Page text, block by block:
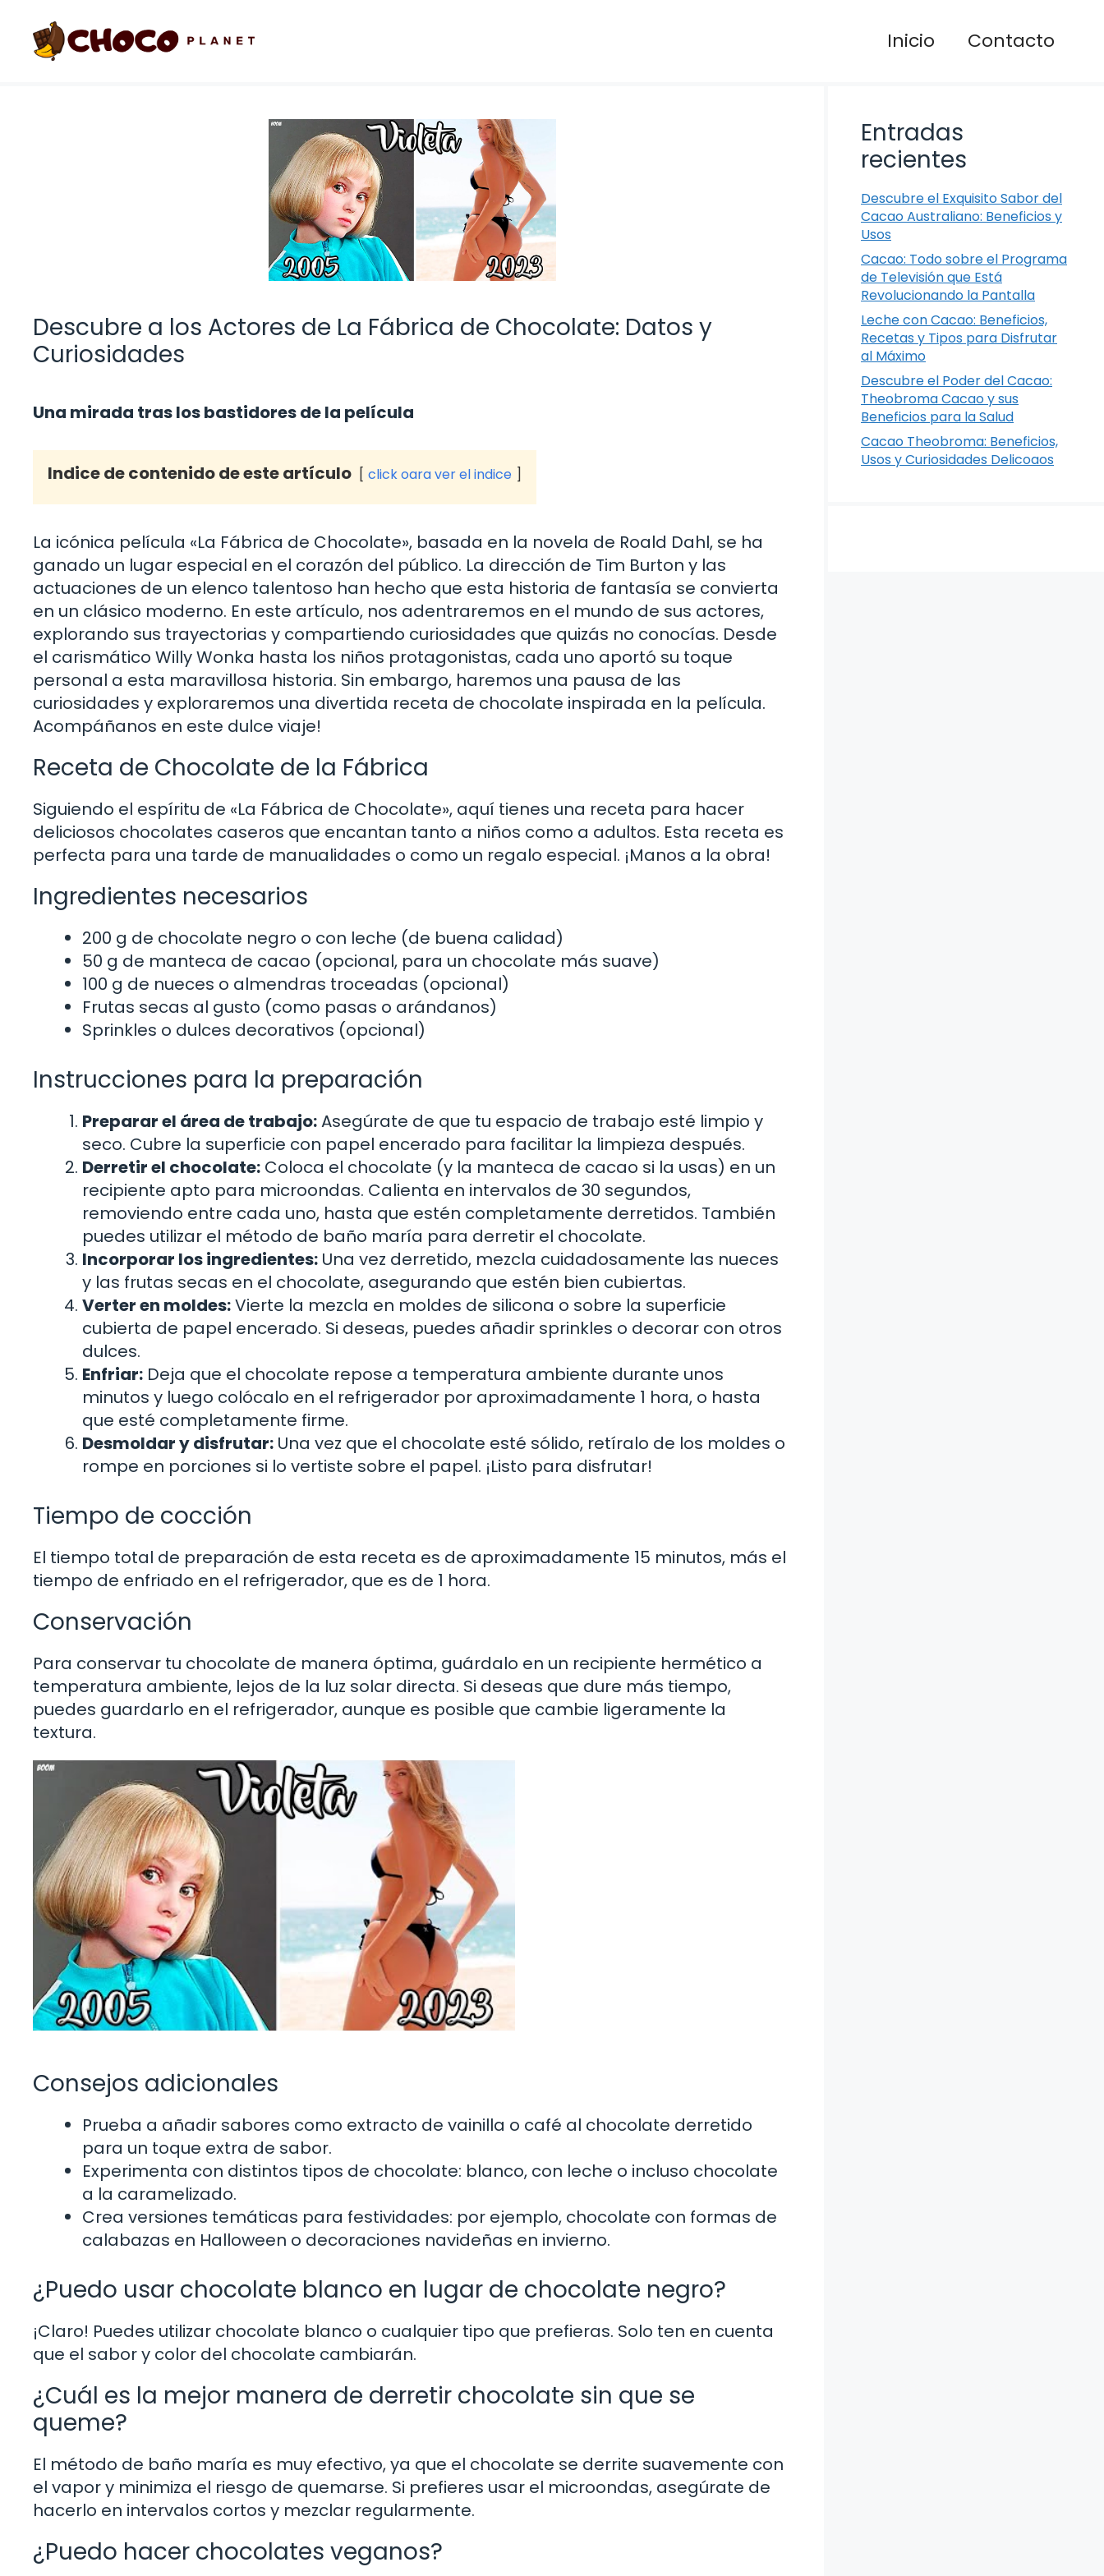
contenido
Inicio Contacto
Descubre a los Actores de La Fábrica de Chocolate: Datos y
Curiosidades
Una mirada tras los bastidores de la película
Indice de contenido de este artículo click oara ver el indice
La icónica película «La Fábrica de Chocolate», basada en la novela de Roald Dahl, se ha
ganado un lugar especial en el corazón del público. La dirección de Tim Burton y las
actuaciones de un elenco talentoso han hecho que esta historia de fantasía se convierta
en un clásico moderno. En este artículo, nos adentraremos en el mundo de sus actores,
explorando sus trayectorias y compartiendo curiosidades que quizás no conocías. Desde
el carismático Willy Wonka hasta los niños protagonistas, cada uno aportó su toque
personal a esta maravillosa historia. Sin embargo, haremos una pausa de las
curiosidades y exploraremos una divertida receta de chocolate inspirada en la película.
Acompáñanos en este dulce viaje!
Receta de Chocolate de la Fábrica
Siguiendo el espíritu de «La Fábrica de Chocolate», aquí tienes una receta para hacer
deliciosos chocolates caseros que encantan tanto a niños como a adultos. Esta receta es
perfecta para una tarde de manualidades o como un regalo especial. ¡Manos a la obra!
Ingredientes necesarios
200 g de chocolate negro o con leche (de buena calidad)
50 g de manteca de cacao (opcional, para un chocolate más suave)
100 g de nueces o almendras troceadas (opcional)
Frutas secas al gusto (como pasas o arándanos)
Sprinkles o dulces decorativos (opcional)
Instrucciones para la preparación
Preparar el área de trabajo:Asegúrate de que tu espacio de trabajo esté limpio y
seco. Cubre la superficie con papel encerado para facilitar la limpieza después.
Derretir el chocolate: Coloca el chocolate (y la manteca de cacao si la usas) en un
recipiente apto para microondas. Calienta en intervalos de 30 segundos,
removiendo entre cada uno, hasta que estén completamente derretidos. También
puedes utilizar el método de baño maría para derretir el chocolate.
Incorporar los ingredientes: Una vez derretido, mezcla cuidadosamente las nueces
y las frutas secas en el chocolate, asegurando que estén bien cubiertas.
Verter en moldes:Vierte la mezcla en moldes de silicona o sobre la superficie
cubierta de papel encerado. Si deseas, puedes añadir sprinkles o decorar con otros
dulces.
Enfriar: Deja que el chocolate repose a temperatura ambiente durante unos
minutos y luego colócalo en el refrigerador por aproximadamente 1 hora, o hasta
que esté completamente firme.
Desmoldar y disfrutar: Una vez que el chocolate esté sólido, retíralo de los moldes o
rompe en porciones si lo vertiste sobre el papel. ¡Listo para disfrutar!
Tiempo de cocción
El tiempo total de preparación de esta receta es de aproximadamente 15 minutos, más el
tiempo de enfriado en el refrigerador, que es de 1 hora.
Conservación
Para conservar tu chocolate de manera óptima, guárdalo en un recipiente hermético a
temperatura ambiente, lejos de la luz solar directa. Si deseas que dure más tiempo,
puedes guardarlo en el refrigerador, aunque es posible que cambie ligeramente la
textura.
Consejos adicionales
Prueba a añadir sabores como extracto de vainilla o café al chocolate derretido
para un toque extra de sabor.
Experimenta con distintos tipos de chocolate: blanco, con leche o incluso chocolate
a la caramelizado.
Crea versiones temáticas para festividades: por ejemplo, chocolate con formas de
calabazas en Halloween o decoraciones navideñas en invierno.
¿Puedo usar chocolate blanco en lugar de chocolate negro?
¡Claro! Puedes utilizar chocolate blanco o cualquier tipo que prefieras. Solo ten en cuenta
que el sabor y color del chocolate cambiarán.
¿Cuál es la mejor manera de derretir chocolate sin que se
queme?
El método de baño maría es muy efectivo, ya que el chocolate se derrite suavemente con
el vapor y minimiza el riesgo de quemarse. Si prefieres usar el microondas, asegúrate de
hacerlo en intervalos cortos y mezclar regularmente.
¿Puedo hacer chocolates veganos?
Entradas
recientes
Descubre el Exquisito Sabor del
Cacao Australiano: Beneficios y
Usos
Cacao: Todo sobre el Programa
de Televisión que Está
Revolucionando la Pantalla
Leche con Cacao: Beneficios,
Recetas y Tipos para Disfrutar
al Máximo
Descubre el Poder del Cacao:
Theobroma Cacao y sus
Beneficios para la Salud
Cacao Theobroma: Beneficios,
Usos y Curiosidades Delicoaos